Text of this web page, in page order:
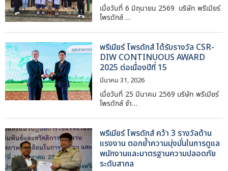
เมื่อวันที่ 6 มิถุนายน 2569 บริษัท พรีเมียร์
โพรดักส์ …
พรีเมียร์ โพรดักส์ ได้รับรางวัล CSR-
DIW CONTINUOUS AWARD
2025 ต่อเนื่องปีที่ 15
มีนาคม 31, 2026
เมื่อวันที่ 25 มีนาคม 2569 บริษัท พรีเมียร์
โพรดักส์ จำ…
พรีเมียร์ โพรดักส์ คว้า 3 รางวัลด้าน
แรงงาน ตอกย้ำความมุ่งมั่นในการดูแล
พนักงานและมาตรฐานความปลอดภัย
ระดับสากล